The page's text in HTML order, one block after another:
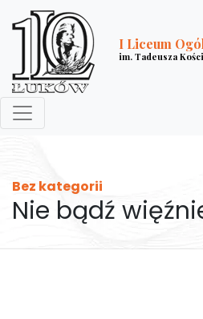
I Liceum
im. Tadeusza
Bez kategorii
Nie bądź